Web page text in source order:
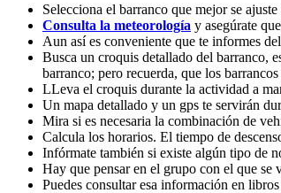
Selecciona el barranco que mejor se
Consulta la meteorología y asegúrate
Aun así es conveniente que te informes
Busca un croquis detallado del barranco,
barranco; pero recuerda, que los
LLeva el croquis durante la actividad a
Un mapa detallado y un gps te servirán
Mira si es necesaria la combinación de
Calcula los horarios. El tiempo de
Infórmate también si existe algún tipo de
Hay que pensar en el grupo con el que se
Puedes consultar esa información en